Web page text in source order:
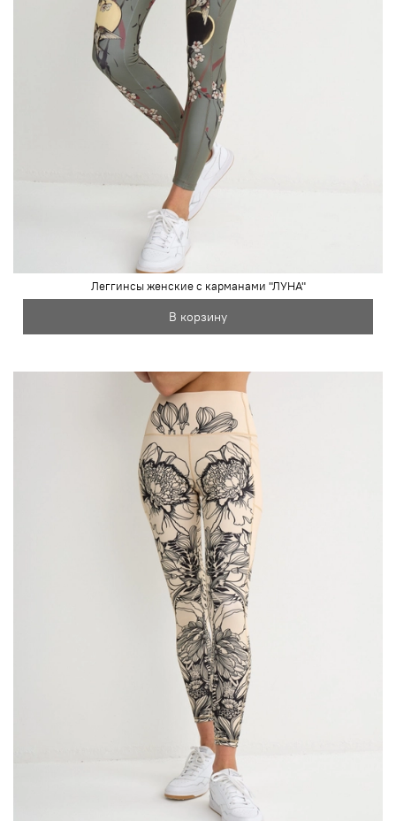
Леггинсы женские с карманами "ЛУНА"
В корзину